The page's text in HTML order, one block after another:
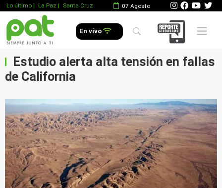
Lo último | La Paz | Santa Cruz 07 Agosto
En vivo Mobile
Estudio alerta alta tensión en fallas
de California